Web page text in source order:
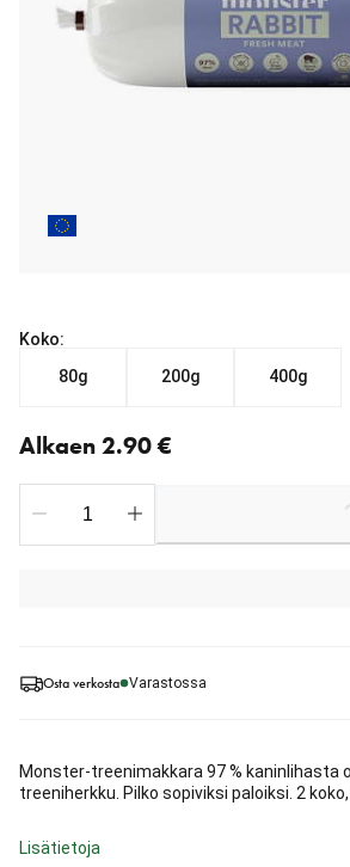
Osta verkosta Varastossa
Monster-treenimakkara 97 % kaninlihasta
treeniherkku. Pilko sopiviksi paloiksi. 2
Lisätietoja
Koko:
80g
200g 400g
Alkaen 2.90 €